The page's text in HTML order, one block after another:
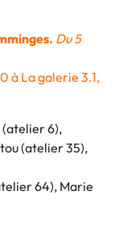
Du 5
à La galerie 3.1,
(atelier 6),
(atelier 35),
64), Marie